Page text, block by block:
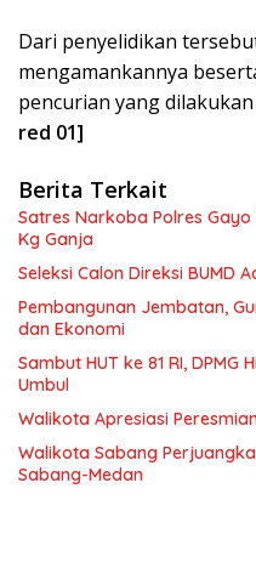
Dari penyelidikan
mengamankannya
pencurian yang
red 01]
Berita Terkait
Satres Narkoba Polres
Kg Ganja
Seleksi Calon Direksi BUMD
Pembangunan Jembatan,
dan Ekonomi
Sambut HUT ke 81 RI,
Umbul
Walikota Apresiasi
Walikota Sabang
Sabang-Medan